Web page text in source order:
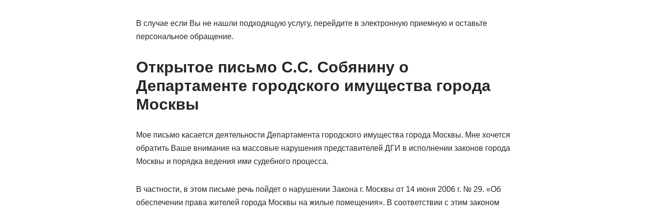
В случае если Вы не нашли подходящую услугу, перейдите в электронную приемную и оставьте
персональное обращение.
Открытое письмо С.С. Собянину о
Департаменте городского имущества города
Москвы
Мое письмо касается деятельности Департамента городского имущества города Москвы. Мне хочется
обратить Ваше внимание на массовые нарушения представителей ДГИ в исполнении законов города
Москвы и порядка ведения ими судебного процесса.
В частности, в этом письме речь пойдет о нарушении Закона г. Москвы от 14 июня 2006 г. № 29. «Об
обеспечении права жителей города Москвы на жилые помещения». В соответствии с этим законом